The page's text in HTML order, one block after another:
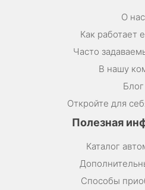
О нас
Как работает
Часто
В нашу
Блог
Откройте для
Полезная
Каталог
Способы